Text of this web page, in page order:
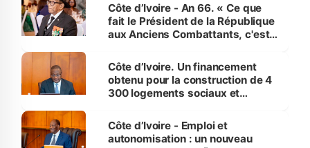
Côte d’Ivoire - An 66. « Ce que
fait le Président de la République
aux Anciens Combattants, c'est
Côte d’Ivoire. Un financement
obtenu pour la construction de 4
300 logements sociaux et
et Yamoussoukro
Côte d’Ivoire - Emploi et
autonomisation : un nouveau